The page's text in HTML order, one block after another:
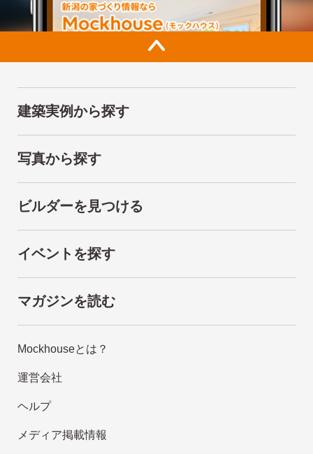
建築実例から探す
写真から探す
ビルダーを見つける
イベントを探す
マガジンを読む
Mockhouseとは？
運営会社
ヘルプ
メディア掲載情報